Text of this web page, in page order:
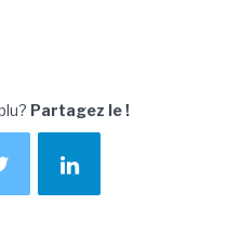
Partagez le !